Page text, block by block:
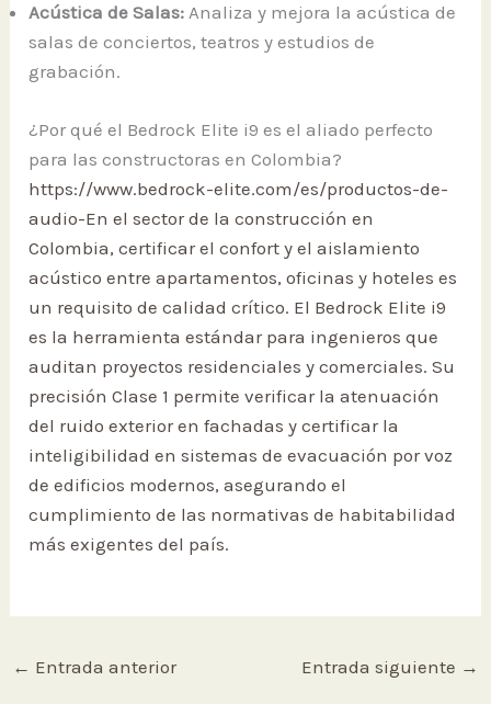
Acústica de Salas: Analiza y mejora la acústica de
salas de conciertos, teatros y estudios de
grabación.
¿Por qué el Bedrock Elite i9 es el aliado perfecto
para las constructoras en Colombia?
https://www.bedrock-elite.com/es/productos-de-
audio-En el sector de la construcción en
Colombia, certificar el confort y el aislamiento
acústico entre apartamentos, oficinas y hoteles es
un requisito de calidad crítico. El Bedrock Elite i9
es la herramienta estándar para ingenieros que
auditan proyectos residenciales y comerciales. Su
precisión Clase 1 permite verificar la atenuación
del ruido exterior en fachadas y certificar la
inteligibilidad en sistemas de evacuación por voz
de edificios modernos, asegurando el
cumplimiento de las normativas de habitabilidad
más exigentes del país.
← Entrada anterior Entrada siguiente →